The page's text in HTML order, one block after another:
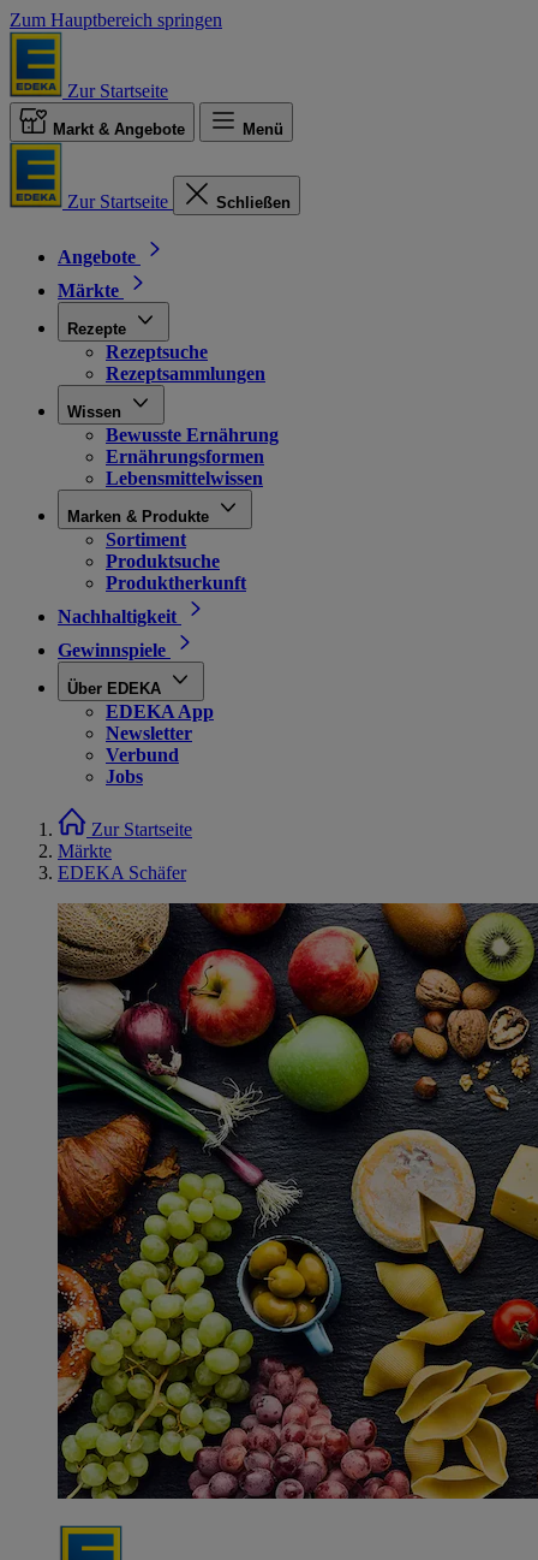
Zum Hauptbereich springen
Zur Startseite
Markt & Angebote Menü
Zur Startseite Schließen
Angebote
Märkte
Rezepte
Rezeptsuche
Rezeptsammlungen
Wissen
Bewusste Ernährung
Ernährungsformen
Lebensmittelwissen
Marken & Produkte
Sortiment
Produktsuche
Produktherkunft
Nachhaltigkeit
Gewinnspiele
Über EDEKA
EDEKA App
Newsletter
Verbund
Jobs
Zur Startseite
Märkte
EDEKA Schäfer